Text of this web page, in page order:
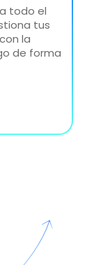
todo el
tus
la
de forma